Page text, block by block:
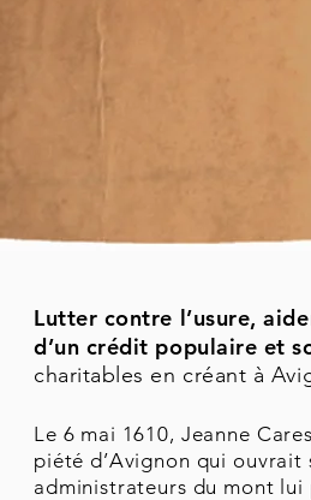
Lutter contre l’usure,
d’un crédit populaire et
charitables en créant à
Le 6 mai 1610, Jeanne
piété d’Avignon qui ouvrait
administrateurs du mont lui